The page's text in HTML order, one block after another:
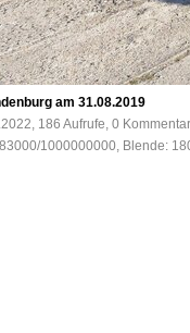
am 31.08.2019
186 Aufrufe, 0
1000000000, Blende: